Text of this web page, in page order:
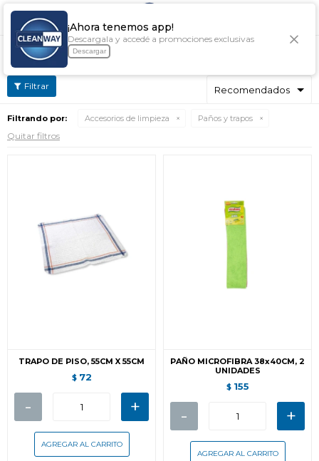
¡Ahora tenemos app!
Descargala y accedé a promociones exclusivas
Descargar

PAÑOS Y TRAPOS
Filtrando por: Accesorios de limpieza Paños y trapos
Quitar filtros
TRAPO DE PISO, 55CM X 55CM
$ 72
- +
PAÑO MICROFIBRA 38x40CM, 2
UNIDADES
$ 155
- +